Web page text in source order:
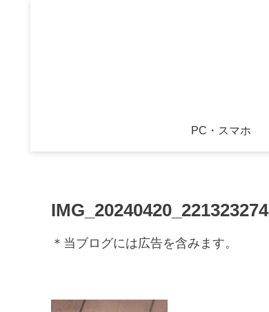
PC・スマホ
IMG_20240420_221323274
＊当ブログには広告を含みます。